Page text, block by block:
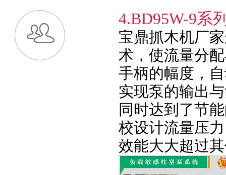
4.BD95W-9系
宝鼎抓木机厂
术，使流量分
手柄的幅度，
实现泵的输出
同时达到了节
校设计流量压
效能大大超过